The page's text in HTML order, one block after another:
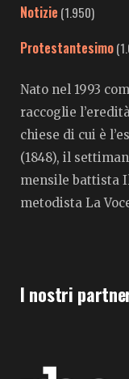
Notizie (1.950)
Protestantesimo
Nato nel 1993
raccoglie
chiese di cui è
(1848), il
mensile battista
metodista La
I nostri